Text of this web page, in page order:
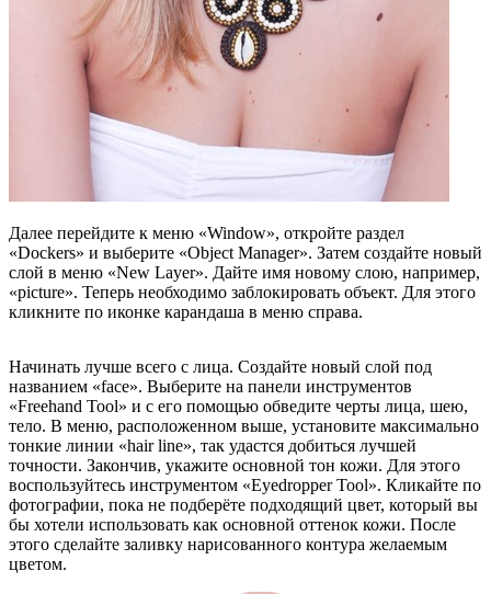
Далее перейдите к меню «Window», откройте раздел
«Dockers» и выберите «Object Manager». Затем создайте новый
слой в меню «New Layer». Дайте имя новому слою, например,
«picture». Теперь необходимо заблокировать объект. Для этого
кликните по иконке карандаша в меню справа.
Начинать лучше всего с лица. Создайте новый слой под
названием «face». Выберите на панели инструментов
«Freehand Tool» и с его помощью обведите черты лица, шею,
тело. В меню, расположенном выше, установите максимально
тонкие линии «hair line», так удастся добиться лучшей
точности. Закончив, укажите основной тон кожи. Для этого
воспользуйтесь инструментом «Eyedropper Tool». Кликайте по
фотографии, пока не подберёте подходящий цвет, который вы
бы хотели использовать как основной оттенок кожи. После
этого сделайте заливку нарисованного контура желаемым
цветом.